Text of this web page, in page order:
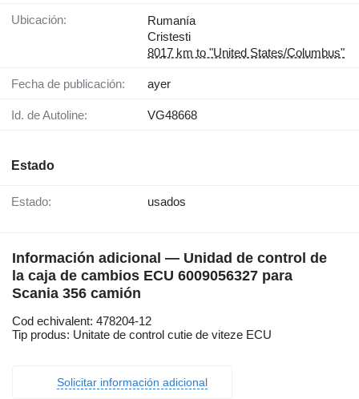
Ubicación:
Rumanía
Cristesti
8017 km to "United States/Columbus"
Fecha de publicación: ayer
Id. de Autoline: VG48668
Estado
Estado: usados
Información adicional — Unidad de control de
la caja de cambios ECU 6009056327 para
Scania 356 camión
Cod echivalent: 478204-12
Tip produs: Unitate de control cutie de viteze ECU
Solicitar información adicional